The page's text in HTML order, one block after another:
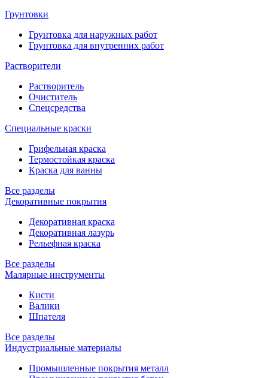
Грунтовки
Грунтовка для наружных работ
Грунтовка для внутренних работ
Растворители
Растворитель
Очиститель
Спецсредства
Специальные краски
Грифельная краска
Термостойкая краска
Краска для ванны
Все разделы
Декоративные покрытия
Декоративная краска
Декоративная лазурь
Рельефная краска
Все разделы
Малярные инструменты
Кисти
Валики
Шпателя
Все разделы
Индустриальные материалы
Промышленные покрытия металл